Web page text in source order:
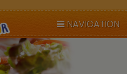
NAVIGATION